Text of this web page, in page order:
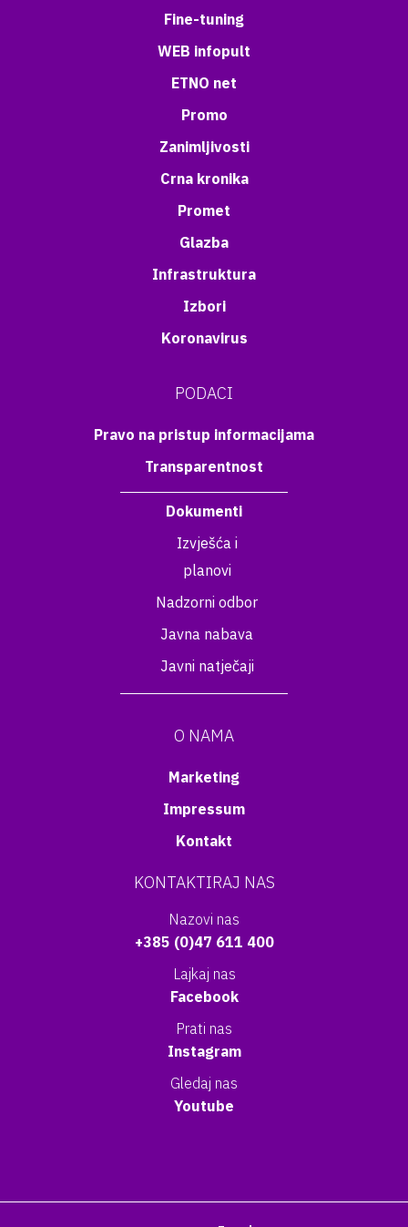
Fine-tuning
WEB infopult
ETNO net
Promo
Zanimljivosti
Crna kronika
Promet
Glazba
Infrastruktura
Izbori
Koronavirus
PODACI
Pravo na pristup informacijama
Transparentnost
Dokumenti
Izvješća i
planovi
Nadzorni odbor
Javna nabava
Javni natječaji
O NAMA
Marketing
Impressum
Kontakt
KONTAKTIRAJ NAS
Nazovi nas
+385 (0)47 611 400
Lajkaj nas
Facebook
Prati nas
Instagram
Gledaj nas
Youtube